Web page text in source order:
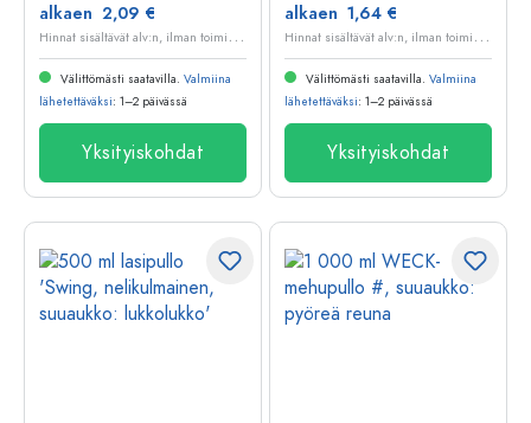
alkaen 2,09 €
H
innat sisältävät alv:n, ilman toimituskuluja
Välittömästi saatavilla. Valmiina
lähetettäväksi: 1–2 päivässä
Yksityiskohdat
alkaen 1,64 €
H
innat sisältävät alv:n, ilman toimituskuluja
Välittömästi saatavilla. Valmiina
lähetettäväksi: 1–2 päivässä
Yksityiskohdat